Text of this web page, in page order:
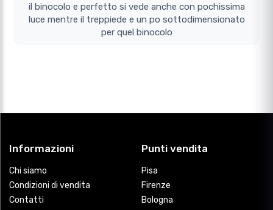
il binocolo e perfetto si vede anche con pochissima
luce mentre il treppiede e un po sottodimensionato
per quel binocolo
Informazioni
Chi siamo
Condizioni di vendita
Contatti
Punti vendita
Pisa
Firenze
Bologna